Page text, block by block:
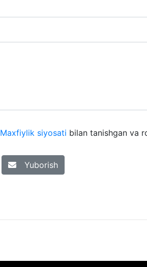
Maxfiylik siyosati bilan tanishgan va
Yuborish